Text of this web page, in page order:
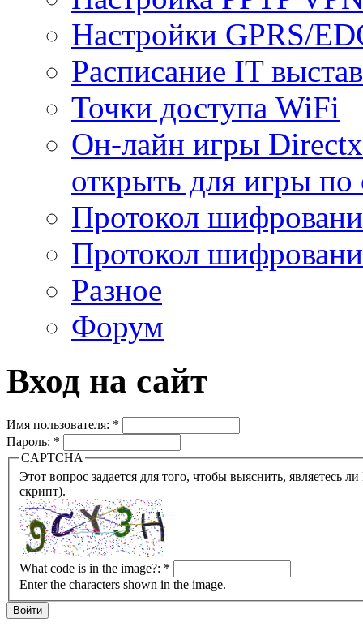
Настройки GPRS/
Расписание IT
Точки доступа WiFi
Он-лайн игры
открыть для игры по
Протокол
Протокол
Разное
Форум
Вход на сайт
Имя пользователя: *
Пароль: *
CAPTCHA
Этот вопрос задается для того, чтобы выяснить, являетесь ли Вы человеком или представляете из себя робота
скрипт).
What code is in the image?: *
Enter the characters shown in the image.